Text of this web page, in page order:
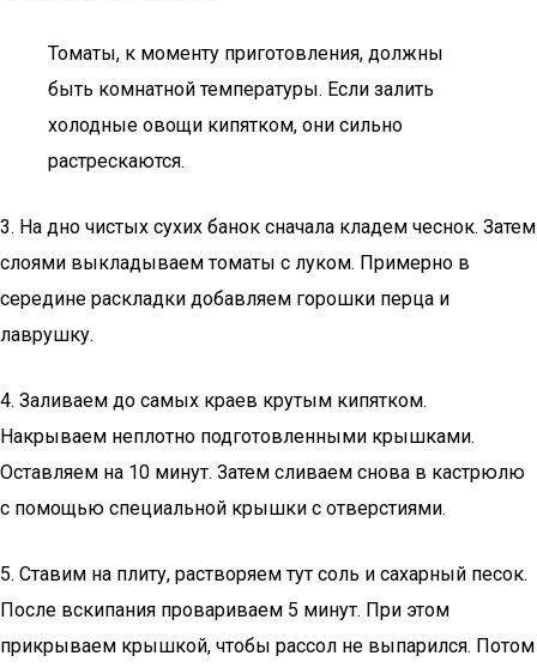
Томаты, к моменту приготовления, должны
быть комнатной температуры. Если залить
холодные овощи кипятком, они сильно
растрескаются.
3. На дно чистых сухих банок сначала кладем чеснок. Затем
слоями выкладываем томаты с луком. Примерно в
середине раскладки добавляем горошки перца и
лаврушку.
4. Заливаем до самых краев крутым кипятком.
Накрываем неплотно подготовленными крышками.
Оставляем на 10 минут. Затем сливаем снова в кастрюлю
с помощью специальной крышки с отверстиями.
5. Ставим на плиту, растворяем тут соль и сахарный песок.
После вскипания провариваем 5 минут. При этом
прикрываем крышкой, чтобы рассол не выпарился. Потом